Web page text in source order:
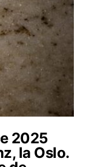
2025
la Oslo.